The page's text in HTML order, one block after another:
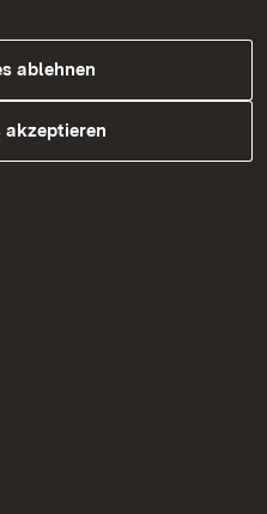
ablehnen